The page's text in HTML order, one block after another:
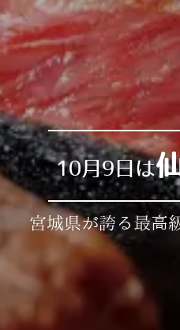
10月9日は
宮城県が誇る最高